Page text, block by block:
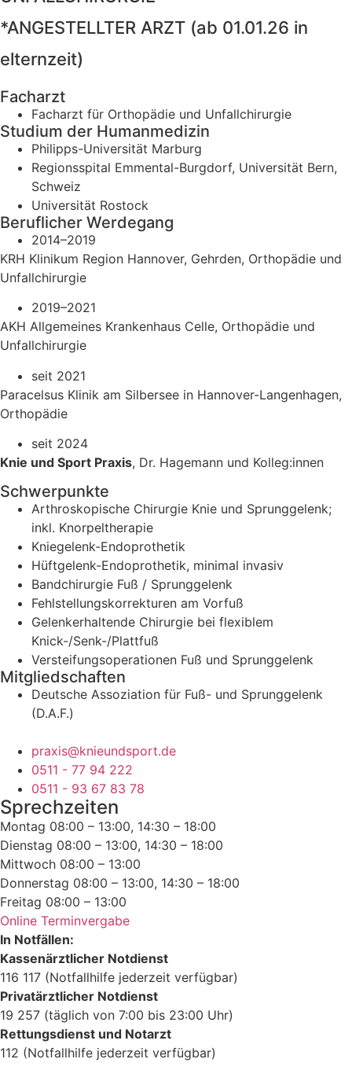
*ANGESTELLTER ARZT (ab 01.01.26 in
elternzeit)
Facharzt
Facharzt für Orthopädie und Unfallchirurgie
Studium der Humanmedizin
Philipps-Universität Marburg
Regionsspital Emmental-Burgdorf, Universität Bern,
Schweiz
Universität Rostock
Beruflicher Werdegang
2014–2019
KRH Klinikum Region Hannover, Gehrden, Orthopädie und
Unfallchirurgie
2019–2021
AKH Allgemeines Krankenhaus Celle, Orthopädie und
Unfallchirurgie
seit 2021
Paracelsus Klinik am Silbersee in Hannover-Langenhagen,
Orthopädie
seit 2024
Knie und Sport Praxis, Dr. Hagemann und Kolleg:innen
Schwerpunkte
Arthroskopische Chirurgie Knie und Sprunggelenk;
inkl. Knorpeltherapie
Kniegelenk-Endoprothetik
Hüftgelenk-Endoprothetik, minimal invasiv
Bandchirurgie Fuß / Sprunggelenk
Fehlstellungskorrekturen am Vorfuß
Gelenkerhaltende Chirurgie bei flexiblem
Knick-/Senk-/Plattfuß
Versteifungsoperationen Fuß und Sprunggelenk
Mitgliedschaften
Deutsche Assoziation für Fuß- und Sprunggelenk
(D.A.F.)
praxis@knieundsport.de
0511 - 77 94 222
0511 - 93 67 83 78
Sprechzeiten
Montag 08:00 – 13:00, 14:30 – 18:00
Dienstag 08:00 – 13:00, 14:30 – 18:00
Mittwoch 08:00 – 13:00
Donnerstag 08:00 – 13:00, 14:30 – 18:00
Freitag 08:00 – 13:00
Online Terminvergabe
In Notfällen:
Kassenärztlicher Notdienst
116 117 (Notfallhilfe jederzeit verfügbar)
Privatärztlicher Notdienst
19 257 (täglich von 7:00 bis 23:00 Uhr)
Rettungsdienst und Notarzt
112 (Notfallhilfe jederzeit verfügbar)